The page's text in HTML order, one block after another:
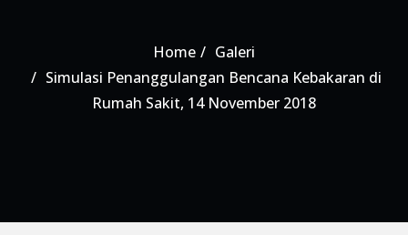
Home
Galeri
Simulasi Penanggulangan Bencana Kebakaran di
Rumah Sakit, 14 November 2018